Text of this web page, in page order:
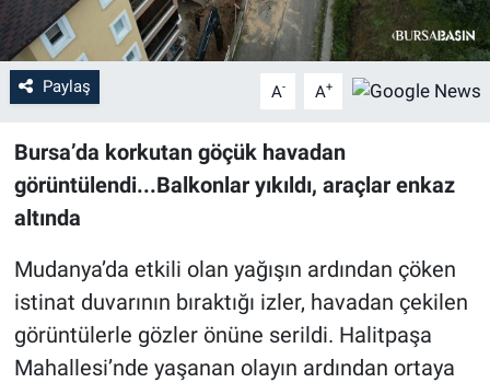
Paylaş A- A+
Bursa’da korkutan göçük havadan
görüntülendi...Balkonlar yıkıldı, araçlar enkaz
altında
Mudanya’da etkili olan yağışın ardından çöken
istinat duvarının bıraktığı izler, havadan çekilen
görüntülerle gözler önüne serildi. Halitpaşa
Mahallesi’nde yaşanan olayın ardından ortaya
Ekonomi
Dünya
Magazin
Yaşam
Spor